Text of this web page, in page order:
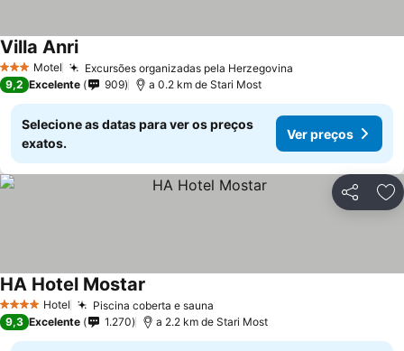
3 EstrelasMotel Excursões organizadas pela Herzegovina
Villa AnriVer preços
9,2 Excelente 909 a 0.2 km de Stari Most
Selecione as datas para ver os preços
exatos.
Ver preços
Partilhar
4 EstrelasHotel Piscina coberta e sauna
HA Hotel Mostar
9,3 Excelente 1.270 a 2.2 km de Stari Most